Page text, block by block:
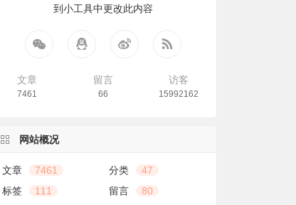
到小工具中更改此内容
文章
7461
留言
66
访客
15992162
网站概况
文章 7461 分类
47
标签
111 留言
80